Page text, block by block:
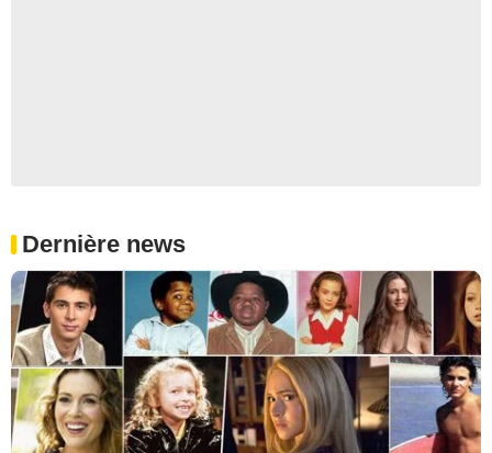
Dernière news